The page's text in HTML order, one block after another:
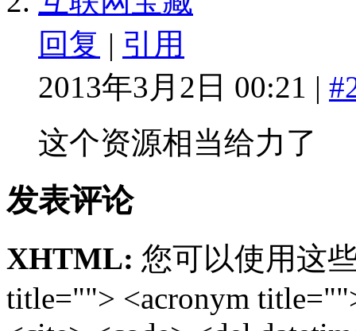
回复 | 引用
2013年3月2日 00:21 |
这个资源相当给力了
发表评论
XHTML: 您可以使用这
title=""> <acronym